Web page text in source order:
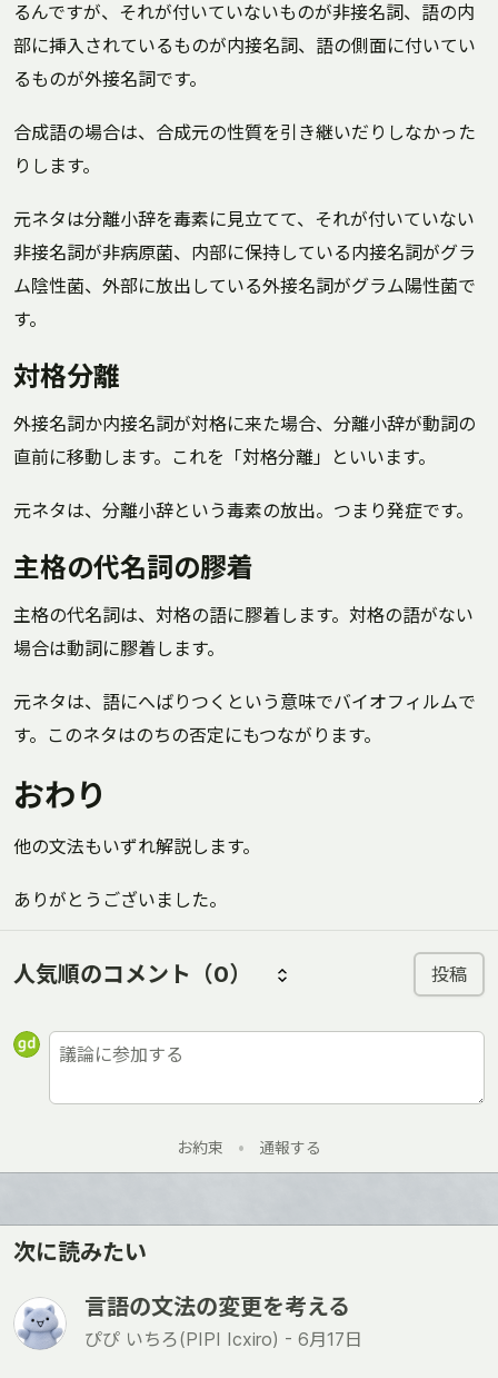
るんですが、それが付いていないものが非接名詞、語の内
部に挿入されているものが内接名詞、語の側面に付いてい
るものが外接名詞です。
合成語の場合は、合成元の性質を引き継いだりしなかった
りします。
元ネタは分離小辞を毒素に見立てて、それが付いていない
非接名詞が非病原菌、内部に保持している内接名詞がグラ
ム陰性菌、外部に放出している外接名詞がグラム陽性菌で
す。
対格分離
外接名詞か内接名詞が対格に来た場合、分離小辞が動詞の
直前に移動します。これを「対格分離」といいます。
元ネタは、分離小辞という毒素の放出。つまり発症です。
主格の代名詞の膠着
主格の代名詞は、対格の語に膠着します。対格の語がない
場合は動詞に膠着します。
元ネタは、語にへばりつくという意味でバイオフィルムで
す。このネタはのちの否定にもつながります。
おわり
他の文法もいずれ解説します。
ありがとうございました。
人気順のコメント （0） 投稿
お約束 • 通報する
次に読みたい
言語の文法の変更を考える
ぴぴ いちろ(PIPI Icxiro) - 6月17日